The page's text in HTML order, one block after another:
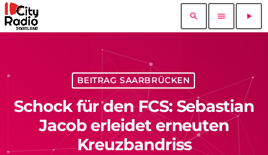
search menu play_arrow
BEITRAG SAARBRÜCKEN
Schock für den FCS: Sebastian
Jacob erleidet erneuten
Kreuzbandriss